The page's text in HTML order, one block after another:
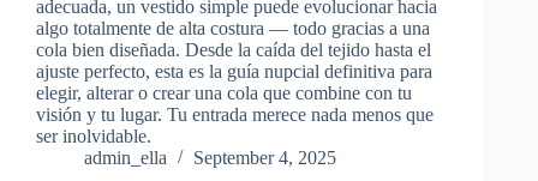
adecuada, un vestido simple puede evolucionar hacia
algo totalmente de alta costura — todo gracias a una
cola bien diseñada. Desde la caída del tejido hasta el
ajuste perfecto, esta es la guía nupcial definitiva para
elegir, alterar o crear una cola que combine con tu
visión y tu lugar. Tu entrada merece nada menos que
ser inolvidable.
admin_ella
September 4, 2025